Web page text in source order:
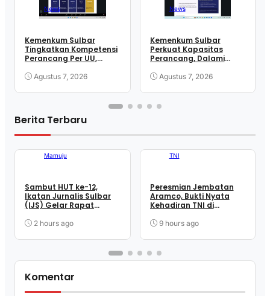
News
Kemenkum Sulbar
Tingkatkan Kompetensi
Perancang Per UU,
Berkualitas
Agustus 7, 2026
News
Kemenkum Sulbar
Perkuat Kapasitas
Perancang, Dalami
Pengundangan
Agustus 7, 2026
Berita Terbaru
Mamuju
Sambut HUT ke-12,
Ikatan Jurnalis Sulbar
(IJS) Gelar Rapat
Panitia
2 hours ago
TNI
Peresmian Jembatan
Aramco, Bukti Nyata
Kehadiran TNI di
Takandeang
9 hours ago
Komentar